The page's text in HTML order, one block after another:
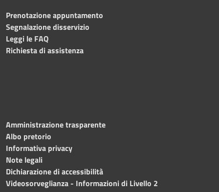
Prenotazione appuntamento
Segnalazione disservizio
Leggi le FAQ
Richiesta di assistenza
Amministrazione trasparente
Albo pretorio
Informativa privacy
Note legali
Dichiarazione di accessibilità
Videosorveglianza - Informazioni di Livello 2